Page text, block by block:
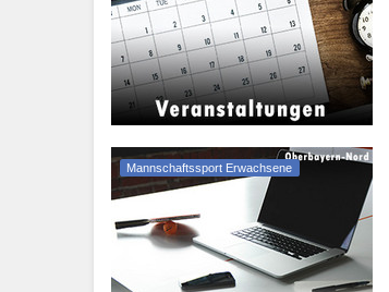
Mannschaftssport Erwachsene